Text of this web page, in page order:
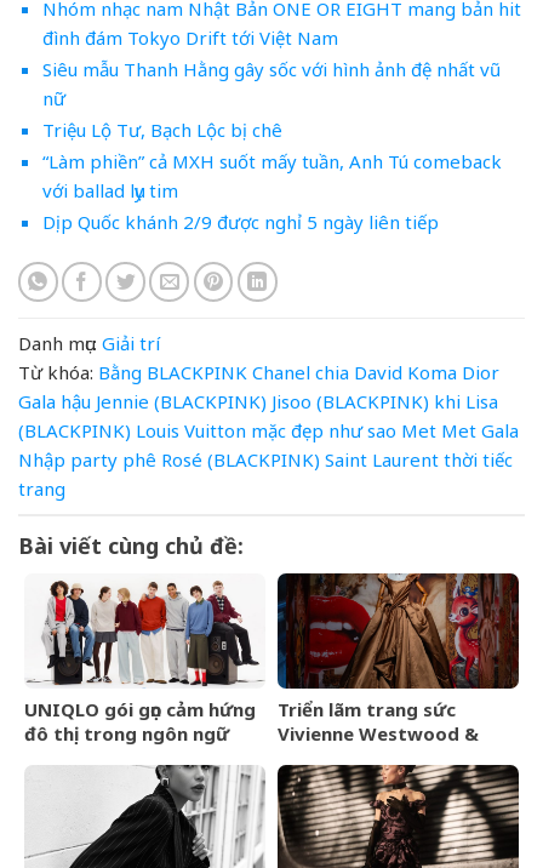
Nhóm nhạc nam Nhật Bản ONE OR EIGHT mang bản hit
đình đám Tokyo Drift tới Việt Nam
Siêu mẫu Thanh Hằng gây sốc với hình ảnh đệ nhất vũ
nữ
Triệu Lộ Tư, Bạch Lộc bị chê
“Làm phiền” cả MXH suốt mấy tuần, Anh Tú comeback
với ballad lụy tim
Dịp Quốc khánh 2/9 được nghỉ 5 ngày liên tiếp
Danh mục: Giải trí
Từ khóa: Bằng BLACKPINK Chanel chia David Koma Dior
Gala hậu Jennie (BLACKPINK) Jisoo (BLACKPINK) khi Lisa
(BLACKPINK) Louis Vuitton mặc đẹp như sao Met Met Gala
Nhập party phê Rosé (BLACKPINK) Saint Laurent thời tiếc
trang
Bài viết cùng chủ đề:
UNIQLO gói gọn cảm hứng
đô thị trong ngôn ngữ
Thu Đông 2026
Triển lãm trang sức
Vivienne Westwood &
vào tháng 9/2026